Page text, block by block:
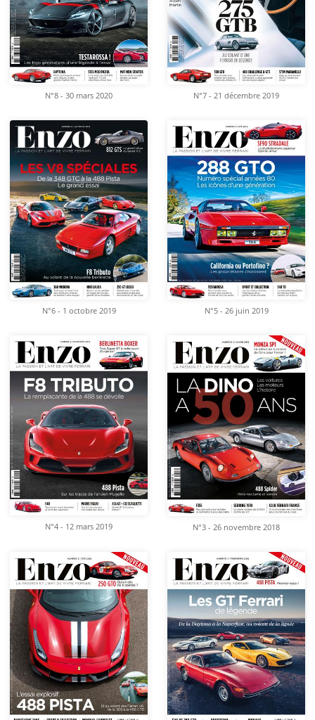
N°8 - 30 mars 2020 N°7 - 21 décembre 2019
N°6 - 1 octobre 2019 N°5 - 26 juin 2019
N°4 - 12 mars 2019 N°3 - 26 novembre 2018